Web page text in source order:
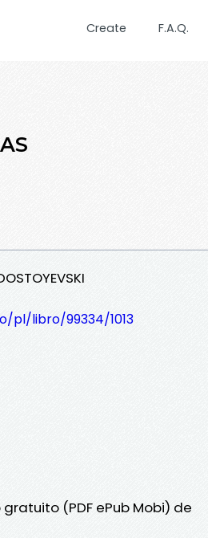
Create F.A.Q.
pl/libro/99334/1013
gratuito (PDF ePub Mobi) de